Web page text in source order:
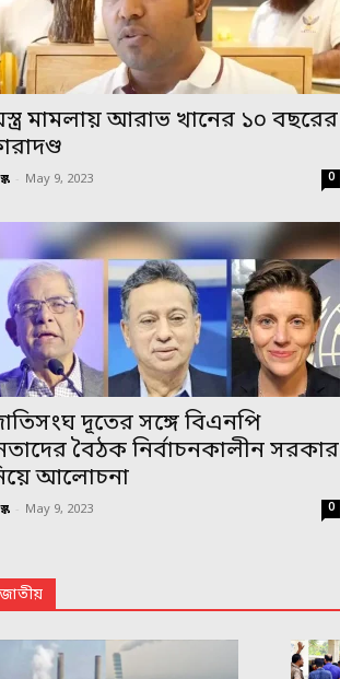
মামলায় আরাভ খানের ১০ বছরের
- May 9, 2023 0
দূতের সঙ্গে বিএনপি
বৈঠক নির্বাচনকালীন সরকার
আলোচনা
- May 9, 2023 0
জাতীয়